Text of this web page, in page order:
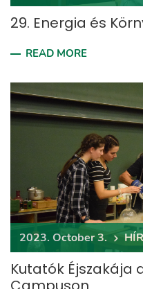
29. Energia és
READ MORE
2023. October 3. HÍR
Kutatók Éjszakája